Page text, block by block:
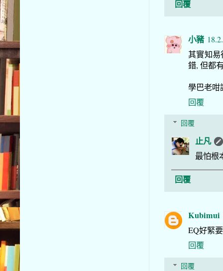
回覆
小豬
其實知易
錯, 但都
學巴老咁
回覆
回覆
止凡
最怕根
回覆
Kubimui
EQ好緊
回覆
回覆